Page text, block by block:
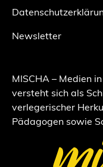
Newsletter
MISCHA – Medien
versteht sich als
verlegerischer
Pädagogen sowie